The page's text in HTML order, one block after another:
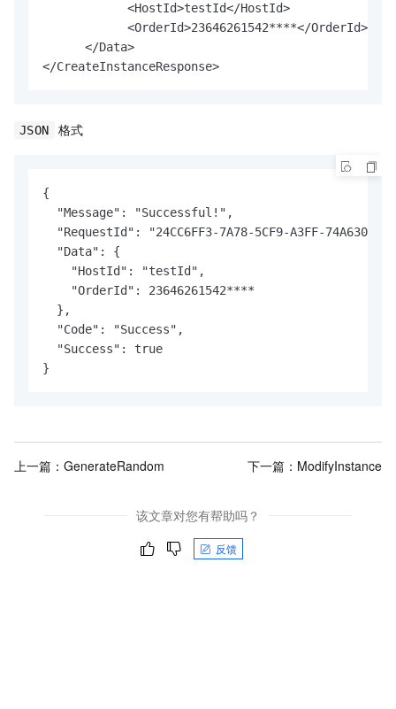
            <HostId>testId</HostId>
            <OrderId>23646261542****</OrderId>
      </Data>
</CreateInstanceResponse>
JSON 格式
{
  "Message": "Successful!",
"RequestId": "24CC6FF3-7A78-5CF9-A3FF-
  "Data": {
    "HostId": "testId",
    "OrderId": 23646261542****
  },
  "Code": "Success",
  "Success": true
}
上一篇： GenerateRandom 下一篇： ModifyInstance
该文章对您有帮助吗？
反馈